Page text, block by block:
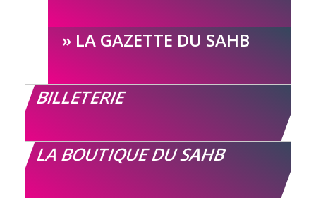
LA GAZETTE DU SAHB
BILLETERIE
LA BOUTIQUE DU SAHB